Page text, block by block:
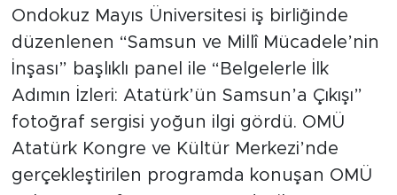
Ondokuz Mayıs Üniversitesi iş birliğinde
düzenlenen “Samsun ve Millî Mücadele’nin
İnşası” başlıklı panel ile “Belgelerle İlk
Adımın İzleri: Atatürk’ün Samsun’a Çıkışı”
fotoğraf sergisi yoğun ilgi gördü. OMÜ
Atatürk Kongre ve Kültür Merkezi’nde
gerçekleştirilen programda konuşan OMÜ